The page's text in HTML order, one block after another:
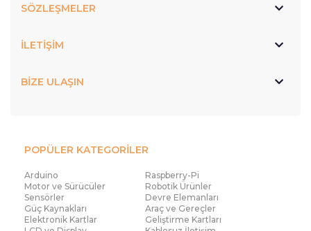
SÖZLEŞMELER
İLETİŞİM
BİZE ULAŞIN
POPÜLER KATEGORİLER
Arduino
Raspberry-Pi
Motor ve Sürücüler
Robotik Ürünler
Sensörler
Devre Elemanları
Güç Kaynakları
Araç ve Gereçler
Elektronik Kartlar
Geliştirme Kartları